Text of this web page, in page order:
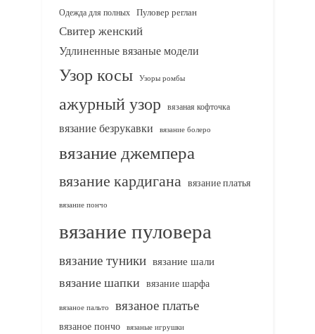
Одежда для полных Пуловер реглан
Свитер женский
Удлиненные вязаные модели
Узор косы Узоры ромбы
ажурный узор вязаная кофточка
вязание безрукавки вязание болеро
вязание джемпера
вязание кардигана вязание платья
вязание пончо
вязание пуловера
вязание туники вязание шали
вязание шапки вязание шарфа
вязаное пальто вязаное платье
вязаное пончо вязаные игрушки